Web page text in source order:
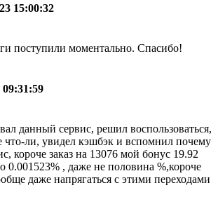
15:00:32
поступили моментально. Спасибо!
09:31:59
данный сервис, решил воспользоваться,
что-ли, увидел кэшбэк и вспомнил почему
короче заказ на 13076 мой бонус 19.92
0.001523% , даже не половина %,короче
даже напрягаться с этими переходами